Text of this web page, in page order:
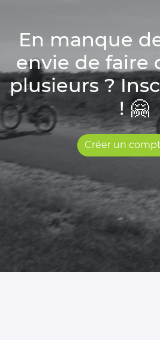
En manque
envie de faire
plusieurs ?
! 🤗
Créer un